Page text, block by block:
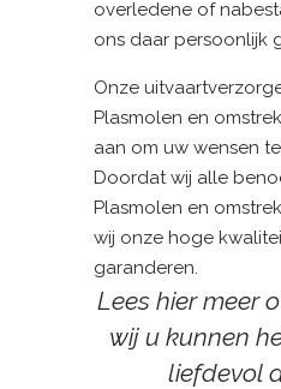
overledene of
ons daar persoonlijk
Onze
Plasmolen en
aan om uw wensen
Doordat wij alle
Plasmolen en
wij onze hoge
garanderen.
Lees hier meer
wij u kunnen
liefdevol